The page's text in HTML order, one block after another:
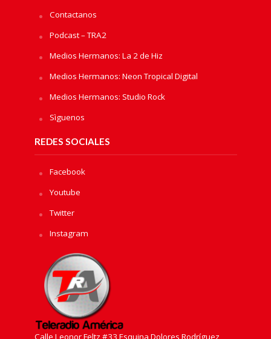
Contactanos
Podcast – TRA2
Medios Hermanos: La 2 de Hiz
Medios Hermanos: Neon Tropical Digital
Medios Hermanos: Studio Rock
Sìguenos
REDES SOCIALES
Facebook
Youtube
Twitter
Instagram
Calle Leonor Feltz #33 Esquina Dolores Rodríguez